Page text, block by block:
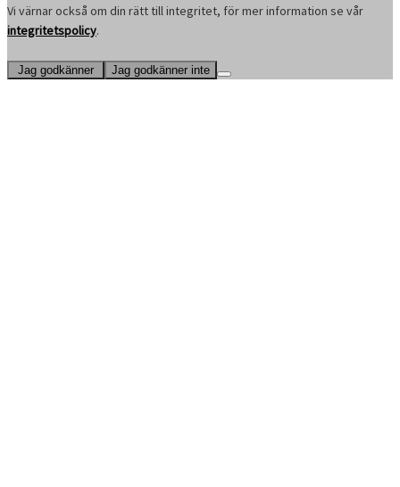
Vi värnar också om din rätt till integritet, för mer information se vår
integritetspolicy.
Jag godkänner Jag godkänner inte